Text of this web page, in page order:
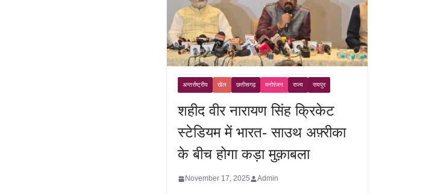
अन्तर्राष्ट्रीय खेल छत्तीसगढ़ मनोरंजन राज्य रायपुर
शहीद वीर नारायण सिंह क्रिकेट
स्टेडियम में भारत- साउथ अफ़्रीका
के बीच होगा कड़ा मुक़ाबला
November 17, 2025 Admin